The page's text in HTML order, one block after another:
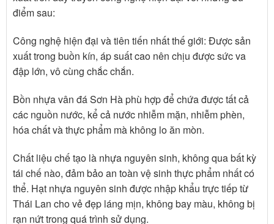
điểm sau:
Công nghệ hiện đại và tiên tiến nhất thế giới: Được sản
xuất trong buồn kín, áp suất cao nên chịu được sức va
đập lớn, vô cùng chắc chắn.
Bồn nhựa vân đá Sơn Hà phù hợp để chứa được tất cả
các nguồn nước, kể cả nước nhiễm mặn, nhiễm phèn,
hóa chất và thực phẩm mà không lo ăn mòn.
Chất liệu chế tạo là nhựa nguyên sinh, không qua bất kỳ
tái chế nào, đảm bảo an toàn vệ sinh thực phẩm nhất có
thể. Hạt nhựa nguyên sinh được nhập khẩu trực tiếp từ
Thái Lan cho vẻ đẹp láng mịn, không bay màu, không bị
rạn nứt trong quá trình sử dụng.